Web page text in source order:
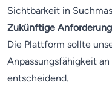
Sichtbarkeit in
Zukünftige
Die Plattform sollte
Anpassungsfähigkeit
entscheidend.